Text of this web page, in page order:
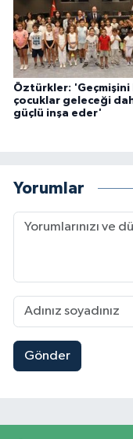
Öztürkler: 'Geçmişini
çocuklar geleceği
güçlü inşa eder'
Yorumlar
Gönder